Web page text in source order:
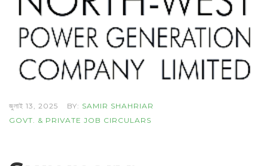
জুলাই 13, 2025 BY: SAMIR SHAHRIAR
GOVT. & PRIVATE JOB CIRCULARS